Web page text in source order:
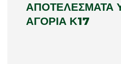
ΑΠΟΤΕΛΕΣΜΑΤΑ
ΑΓΟΡΙΑ Κ17